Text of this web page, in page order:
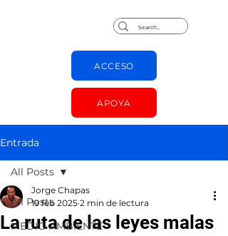
ACCESO
APOYA
Entrada
All Posts
MEDIO AMBIENTE
All Posts
La ruta de las leyes malas
Jorge Chapas
19 feb 2025 2 min de lectura